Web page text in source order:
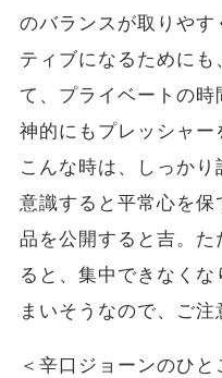
のバランスが取りやす
ティブになるために
て、プライベートの
神的にもプレッシャー
こんな時は、しっか
意識すると平常心を
品を公開すると吉。
ると、集中できなく
まいそうなので、ご注
＜辛口ジョーンのひと